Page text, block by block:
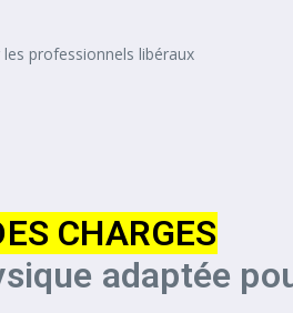
les professionnels libéraux
CHARGES
adaptée